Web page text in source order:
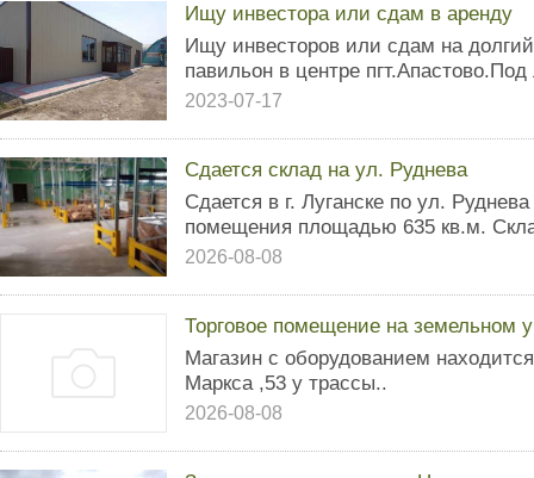
Ищу инвестора или сдам в аренду
Ищу инвесторов или сдам на
павильон в центре
2023-07-17
Сдается склад на ул. Руднева
Сдается в г. Луганске по ул.
помещения площадью 635 кв.м.
2026-08-08
Торговое помещение на земельном
Магазин с оборудованием
Маркса ,53 у трассы..
2026-08-08